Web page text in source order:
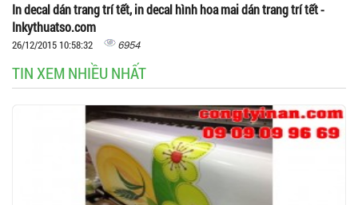
In decal dán trang trí tết, in decal hình hoa mai dán trang trí tết -
Inkythuatso.com
26/12/2015 10:58:32 6954
TIN XEM NHIỀU NHẤT